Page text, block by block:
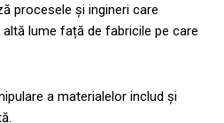
procesele și ingineri care
lume față de fabricile pe care
a materialelor includ și